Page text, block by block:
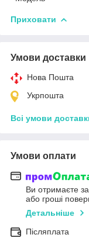
Приховати
Умови доставки
Нова Пошта
Укрпошта
Всі умови
Умови оплати
Ви отримаєте
або гроші
Детальніше
Післяплата